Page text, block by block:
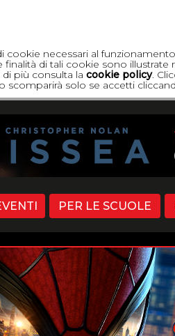
necessari al
di tali cookie sono
più consulta la cookie policy.
scomparirà solo se accetti
PER LE SCUOLE